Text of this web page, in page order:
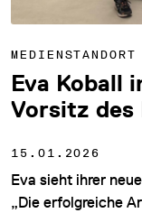
MEDIENSTANDORT
Eva Koball
Vorsitz des
15.01.2026
Eva sieht ihrer
„Die erfolgreiche